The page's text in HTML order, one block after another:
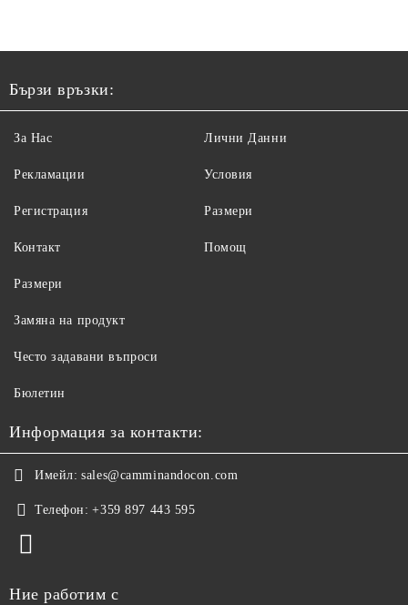
Бързи връзки:
За Нас
Рекламации
Регистрация
Контакт
Лични Данни
Условия
Размери
Помощ
Размери
Замяна на продукт
Често задавани въпроси
Бюлетин
Информация за контакти:
Имейл: sales@camminandocon.com
Телефон: +359 897 443 595
Ние работим с